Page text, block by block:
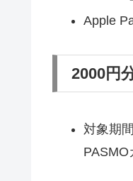
Apple
2000円
対象期